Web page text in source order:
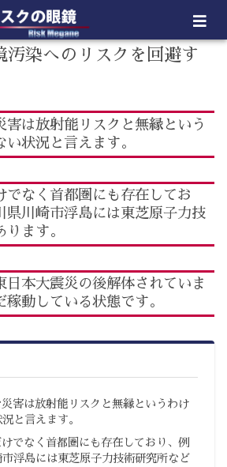
汚染へのリスクを回避す
害は放射能リスクと無縁という
状況と言えます。
でなく首都圏にも存在してお
県川崎市浮島には東芝原子力技
ます。
日本大震災の後解体されていま
稼動している状態です。
害は放射能リスクと無縁というわけ
と言えます。
でなく首都圏にも存在しており、例
市浮島には東芝原子力技術研究所など